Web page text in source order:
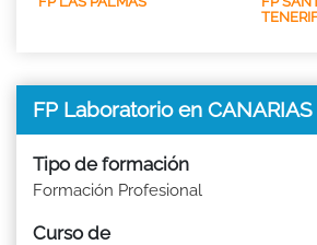
FP Laboratorio en CANARIAS
Tipo de formación
Formación Profesional
Curso de